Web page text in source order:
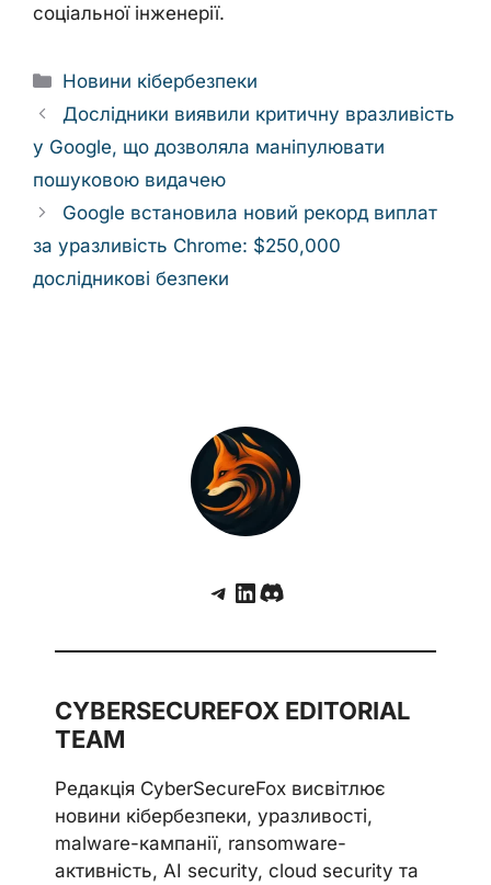
соціальної інженерії.
Categories
Новини кібербезпеки
Дослідники виявили критичну вразливість
у Google, що дозволяла маніпулювати
пошуковою видачею
Google встановила новий рекорд виплат
за уразливість Chrome: $250,000
дослідникові безпеки
Telegram
LinkedIn
Discord
CYBERSECUREFOX EDITORIAL
TEAM
Редакція CyberSecureFox висвітлює
новини кібербезпеки, уразливості,
malware-кампанії, ransomware-
активність, AI security, cloud security та